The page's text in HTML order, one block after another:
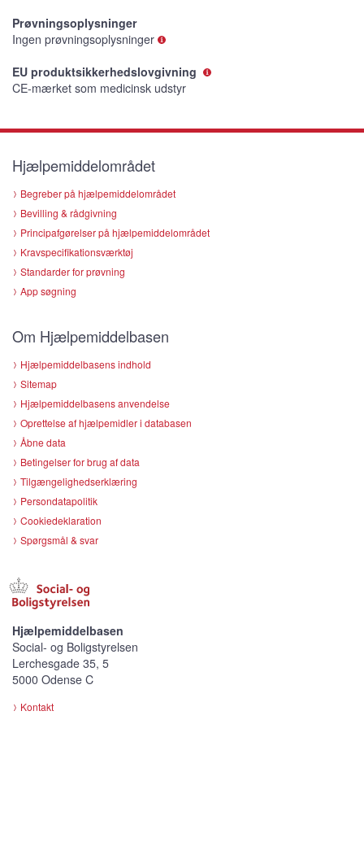
Prøvningsoplysninger
Ingen prøvningsoplysninger
EU produktsikkerhedslovgivning
CE-mærket som medicinsk udstyr
Hjælpemiddelområdet
Begreber på hjælpemiddelområdet
Bevilling & rådgivning
Principafgørelser på hjælpemiddelområdet
Kravspecifikationsværktøj
Standarder for prøvning
App søgning
Om Hjælpemiddelbasen
Hjælpemiddelbasens indhold
Sitemap
Hjælpemiddelbasens anvendelse
Oprettelse af hjælpemidler i databasen
Åbne data
Betingelser for brug af data
Tilgængelighedserklæring
Persondatapolitik
Cookiedeklaration
Spørgsmål & svar
Hjælpemiddelbasen
Social- og Boligstyrelsen
Lerchesgade 35, 5
5000 Odense C
Kontakt